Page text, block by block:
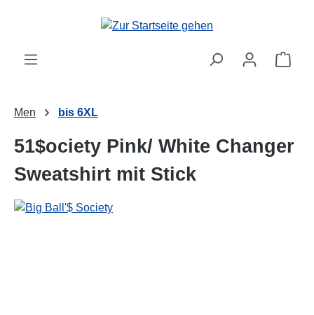
Men bis 6XL
51$ociety Pink/ White Changer
Sweatshirt mit Stick